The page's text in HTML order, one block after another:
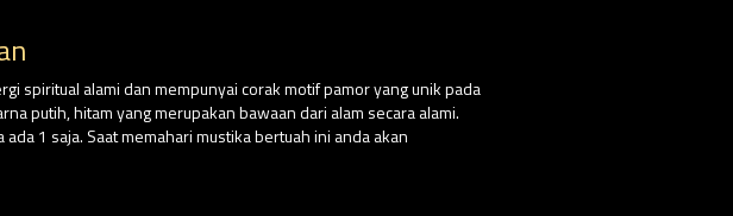
spiritual alami dan mempunyai corak motif pamor yang unik pada
putih, hitam yang merupakan bawaan dari alam secara alami.
1 saja. Saat memahari mustika bertuah ini anda akan